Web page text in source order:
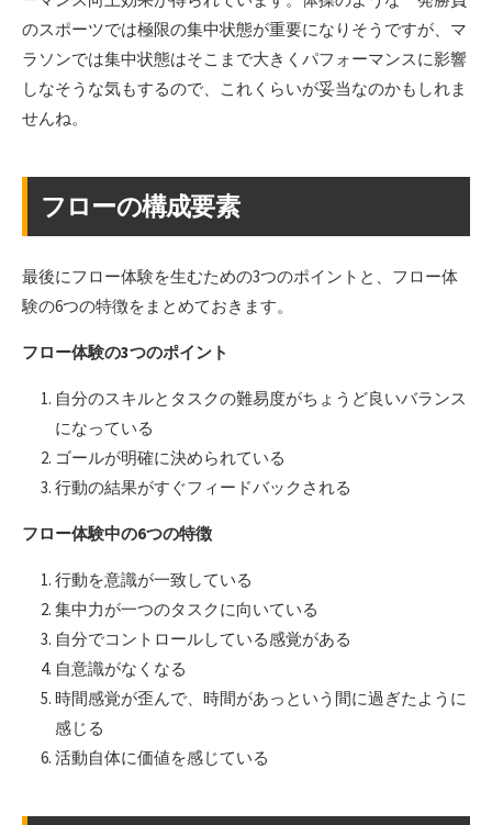
のスポーツでは極限の集中状態が重要になりそうですが、マ
ラソンでは集中状態はそこまで大きくパフォーマンスに影響
しなそうな気もするので、これくらいが妥当なのかもしれま
せんね。
フローの構成要素
最後にフロー体験を生むための3つのポイントと、フロー体
験の6つの特徴をまとめておきます。
フロー体験の3つのポイント
自分のスキルとタスクの難易度がちょうど良いバランス
になっている
ゴールが明確に決められている
行動の結果がすぐフィードバックされる
フロー体験中の6つの特徴
行動を意識が一致している
集中力が一つのタスクに向いている
自分でコントロールしている感覚がある
自意識がなくなる
時間感覚が歪んで、時間があっという間に過ぎたように
感じる
活動自体に価値を感じている